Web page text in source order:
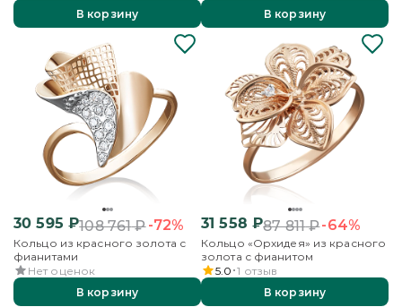
В корзину
В корзину
30 595 ₽108 761₽-72%
Кольцо из красного золота с
фианитами
Нет оценок
В корзину
31 558 ₽87 811₽-64%
Кольцо «Орхидея» из красного
золота с фианитом
5.0 1 отзыв
В корзину